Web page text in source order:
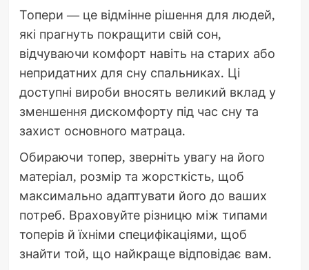
Топери — це відмінне рішення для людей,
які прагнуть покращити свій сон,
відчуваючи комфорт навіть на старих або
непридатних для сну спальниках. Ці
доступні вироби вносять великий вклад у
зменшення дискомфорту під час сну та
захист основного матраца.
Обираючи топер, зверніть увагу на його
матеріал, розмір та жорсткість, щоб
максимально адаптувати його до ваших
потреб. Враховуйте різницю між типами
топерів й їхніми специфікаціями, щоб
знайти той, що найкраще відповідає вам.